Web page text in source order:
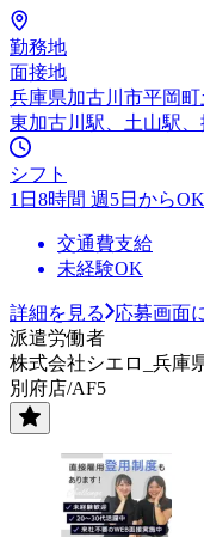
勤務地
面接地
兵庫県加古川市平岡町
東加古川駅、土山駅
シフト
1日8時間 週5日からOK
交通費支給
未経験OK
詳細を見る
応募画面
派遣労働者
株式会社シエロ_兵庫
別府店/AF5